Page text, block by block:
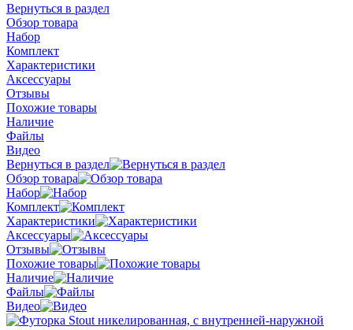
Вернуться в раздел
Обзор товара
Набор
Комплект
Характеристики
Аксессуары
Отзывы
Похожие товары
Наличие
Файлы
Видео
Вернуться в раздел
Обзор товара
Набор
Комплект
Характеристики
Аксессуары
Отзывы
Похожие товары
Наличие
Файлы
Видео